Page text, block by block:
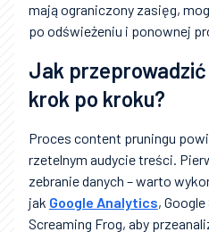
mają ograniczony zasięg,
po odświeżeniu i ponownej
Jak
krok po kroku?
Proces content pruningu
rzetelnym audycie treści.
zebranie danych – warto
jak Google Analytics,
Screaming Frog, aby